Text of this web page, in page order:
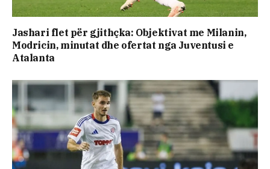
Jashari flet për gjithçka: Objektivat me Milanin,
Modricin, minutat dhe ofertat nga Juventusi e
Atalanta